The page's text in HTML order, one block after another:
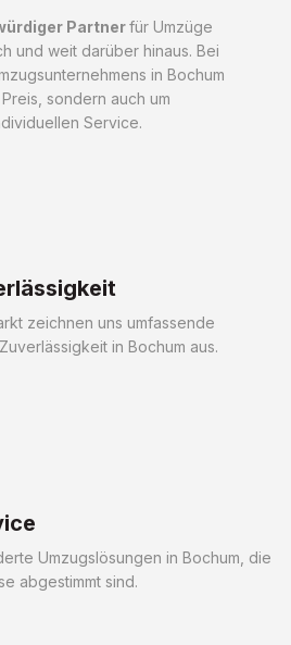
Partnerfür Umzüge
und weit darüber hinaus. Bei
in Bochum
sondern auch um
Service.
zeichnen uns umfassende
in Bochum aus.
Umzugslösungen in Bochum, die
abgestimmt sind.